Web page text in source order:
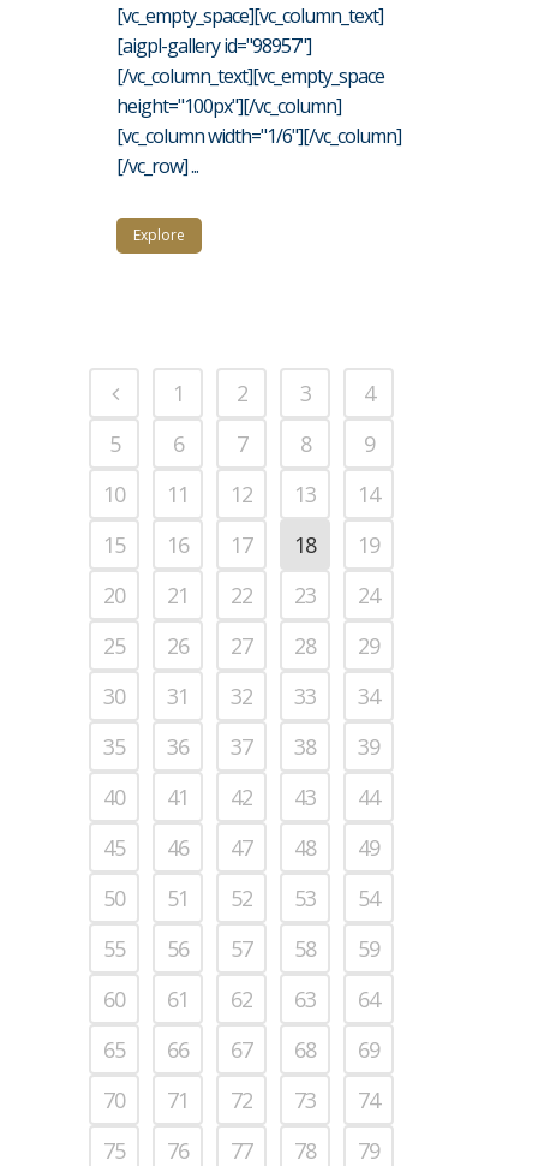
[vc_empty_space][vc_column_text]
[aigpl-gallery id="98957"]
[/vc_column_text][vc_empty_space
height="100px"][/vc_column]
[vc_column width="1/6"][/vc_column]
[/vc_row] ...
Explore
1 2 3
4
5
6 7 8
9
10
11 12 13
14
15
16 17 18
19
20
21 22 23
24
25
26 27 28
29
30
31 32 33
34
35
36 37 38
39
40
41 42 43
44
45
46 47 48
49
50
51 52 53
54
55
56 57 58
59
60
61 62 63
64
65
66 67 68
69
70
71 72 73
74
75
76 77 78
79